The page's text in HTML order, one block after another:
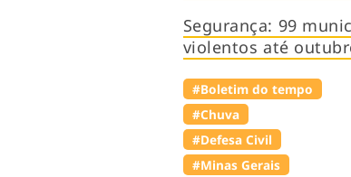
Segurança: 99
violentos até
#Boletim do tempo
#Chuva
#Defesa Civil
#Minas Gerais